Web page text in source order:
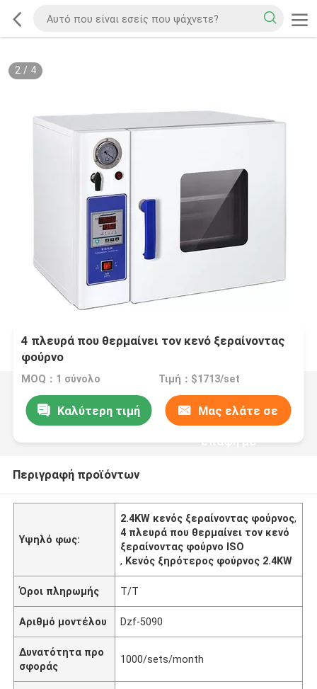
2/ 4
4 πλευρά που θερμαίνει τον κενό ξεραίνοντας
φούρνο
MOQ：1 σύνολο Τιμή：$1713/set
Καλύτερη τιμή Μας ελάτε σε
επαφή με
Περιγραφή προϊόντων
Υψηλό φως:
2.4KW κενός ξεραίνοντας φούρνος,
4 πλευρά που θερμαίνει τον κενό
ξεραίνοντας φούρνο ISO
, Κενός ξηρότερος φούρνος 2.4KW
Όροι πληρωμής T/T
Αριθμό μοντέλου Dzf-5090
Δυνατότητα προ
σφοράς
1000/sets/month